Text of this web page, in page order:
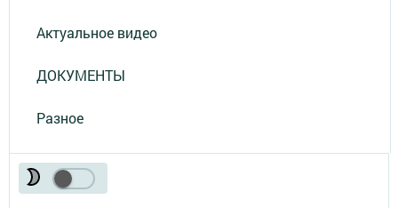
Актуальное видео
ДОКУМЕНТЫ
Разное